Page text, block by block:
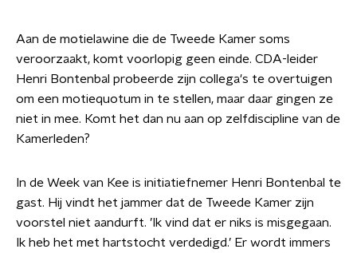
Aan de motielawine die de Tweede Kamer soms
veroorzaakt, komt voorlopig geen einde. CDA-leider
Henri Bontenbal probeerde zijn collega's te overtuigen
om een motiequotum in te stellen, maar daar gingen ze
niet in mee. Komt het dan nu aan op zelfdiscipline van de
Kamerleden?
In de Week van Kee is initiatiefnemer Henri Bontenbal te
gast. Hij vindt het jammer dat de Tweede Kamer zijn
voorstel niet aandurft. ’Ik vind dat er niks is misgegaan.
Ik heb het met hartstocht verdedigd.’ Er wordt immers